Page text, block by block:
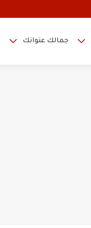
جمالك عنوانك